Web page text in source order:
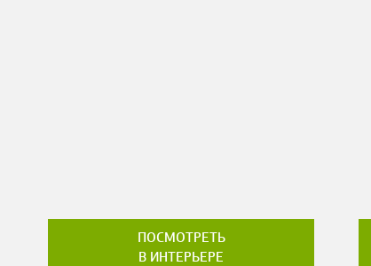
ПОСМОТРЕТЬ
В ИНТЕРЬЕРЕ